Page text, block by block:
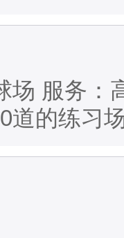
场 服务：
道的练习